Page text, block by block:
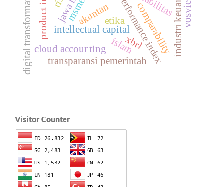
intellectual capitalp
x
xbrlcomparability
cloud accounting
digital transformation industri keuangan
transparansi pemerintah
etika
akuntan
islam
Visitor Counter